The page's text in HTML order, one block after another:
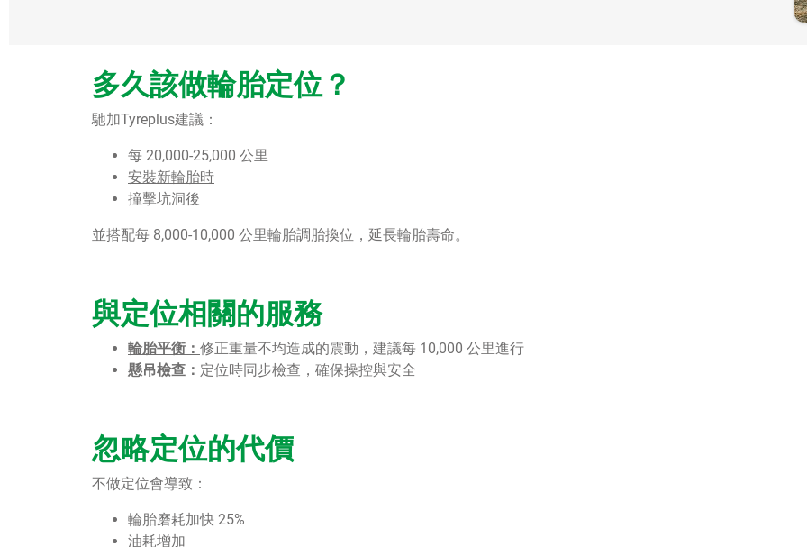
多久該做輪胎定位？
馳加Tyreplus建議：
每 20,000-25,000 公里
安裝新輪胎時
撞擊坑洞後
並搭配每 8,000-10,000 公里輪胎調胎換位，延長輪胎壽命。
與定位相關的服務
輪胎平衡： 修正重量不均造成的震動，建議每 10,000 公里進行
懸吊檢查： 定位時同步檢查，確保操控與安全
忽略定位的代價
不做定位會導致：
輪胎磨耗加快 25%
油耗增加